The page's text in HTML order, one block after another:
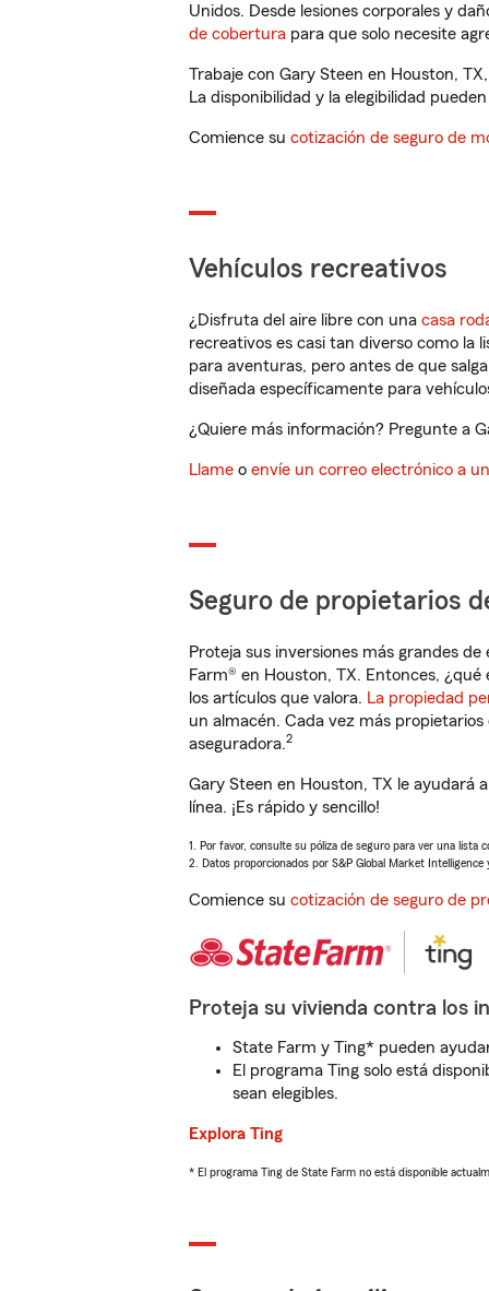
Unidos. Desde lesiones corporales y
de cobertura para que solo necesite
Trabaje con Gary Steen en Houston,
La disponibilidad y la elegibilidad
Comience su cotización de seguro de
Vehículos recreativos
¿Disfruta del aire libre con una casa
recreativos es casi tan diverso como la
para aventuras, pero antes de que
diseñada específicamente para
¿Quiere más información? Pregunte a
Llame o envíe un correo electrónico a
Seguro de propietarios
Proteja sus inversiones más grandes
Farm® en Houston, TX. Entonces, ¿qué
los artículos que valora. La propiedad
un almacén. Cada vez más
aseguradora.2
Gary Steen en Houston, TX le ayudará
línea. ¡Es rápido y sencillo!
1. Por favor, consulte su póliza de seguro para ver una lista
2. Datos proporcionados por S&P Global Market Intelligence
Comience su cotización de seguro de
Proteja su vivienda contra los
State Farm y Ting* pueden
El programa Ting solo está
sean elegibles.
Explora Ting
* El programa Ting de State Farm no está disponible